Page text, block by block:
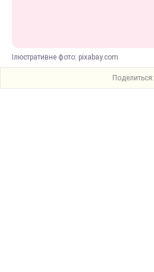
Ілюстративне фото: pixabay.com
Поделиться: